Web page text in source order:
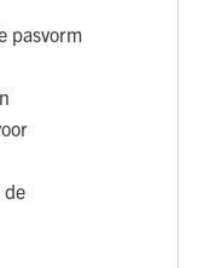
pasvorm
de